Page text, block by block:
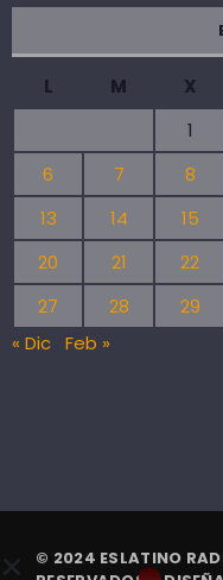
L M X
1
6
7 8
13
14 15
20
21 22
27
28 29
« Dic Feb »
© 2024 ESLATINO